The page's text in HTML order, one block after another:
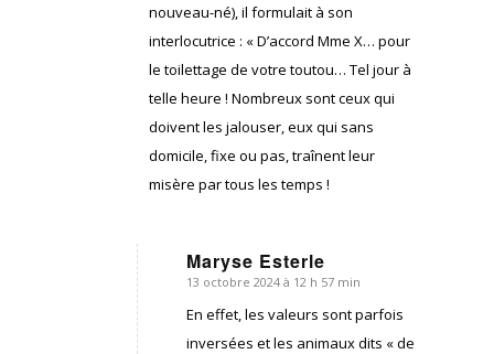
nouveau-né), il formulait à son
interlocutrice : « D’accord Mme X… pour
le toilettage de votre toutou… Tel jour à
telle heure ! Nombreux sont ceux qui
doivent les jalouser, eux qui sans
domicile, fixe ou pas, traînent leur
misère par tous les temps !
Maryse Esterle
dit
13 octobre 2024 à 12 h 57 min
En effet, les valeurs sont parfois
inversées et les animaux dits « de